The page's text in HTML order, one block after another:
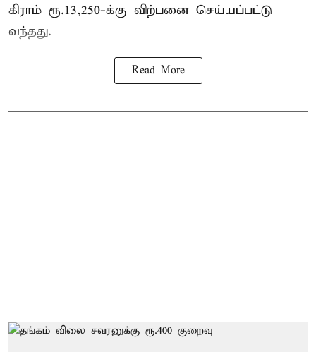
கிராம் ரூ.13,250-க்கு விற்பனை செய்யப்பட்டு
வந்தது.
Read More